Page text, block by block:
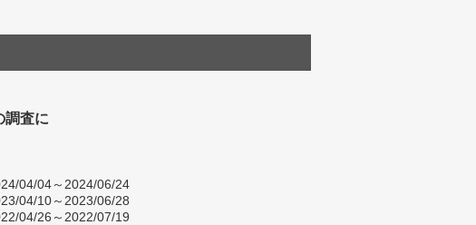
調査に
04/04～2024/06/24
04/10～2023/06/28
04/26～2022/07/19